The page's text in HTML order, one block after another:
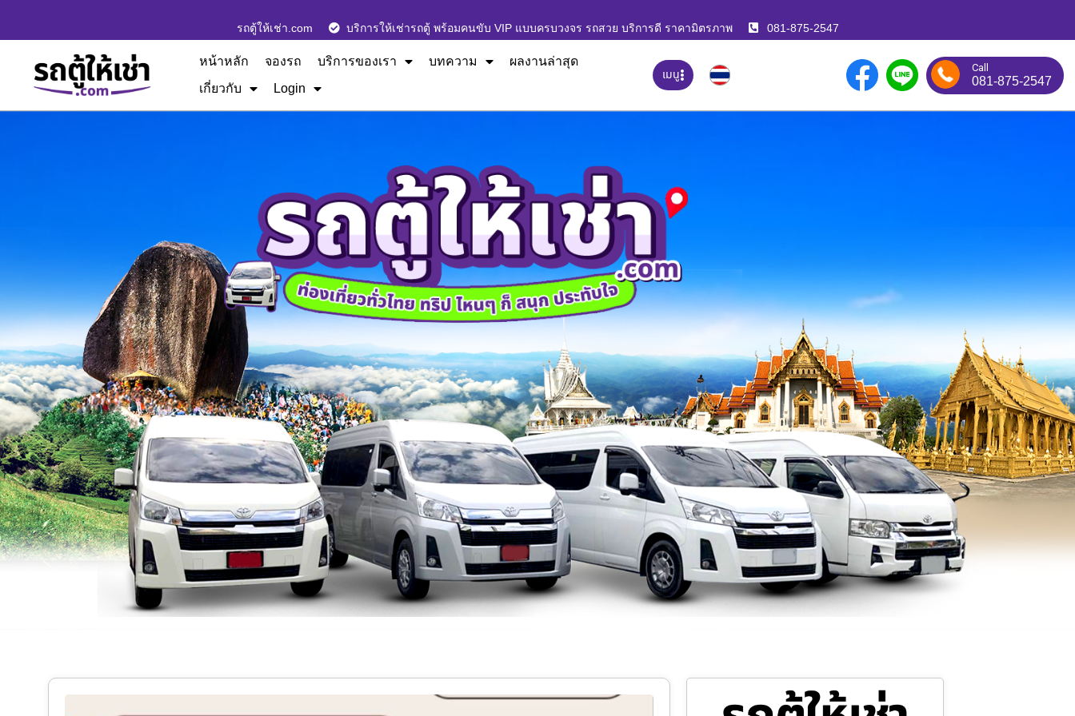
รถตู้ให้เช่า.com บริการให้เช่ารถตู้ พร้อมคนขับ VIP แบบครบวงจร รถสวย บริการดี ราคามิตรภาพ 081-875-2547
หน้าหลัก จองรถ บริการของเรา บทความ
ผลงานล่าสุด
เกี่ยวกับ
Login
เมนู Call
081-875-2547